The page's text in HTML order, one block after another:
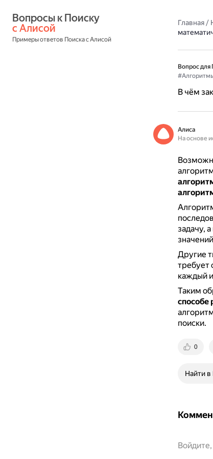
с Алисой
Примеры ответов Поиска с Алисой
Главная/
Вопрос для
В чём
Алиса
На основе
задачу,
Другие
требует
каждый
Таким
способе
поиски.
0
Найти в